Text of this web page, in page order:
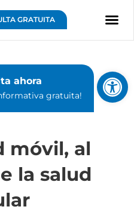
Abrir
GRATUITA
ahora
gratuita!⁣
móvil, al
la salud